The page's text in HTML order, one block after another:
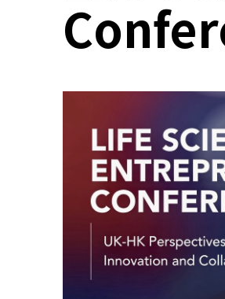
业务领域
关于我们
联系我们